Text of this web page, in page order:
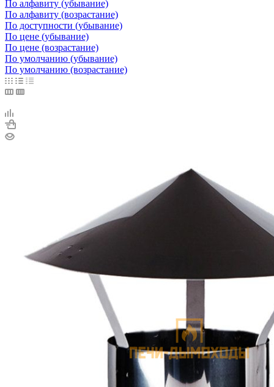
По алфавиту (убывание)
По алфавиту (возрастание)
По доступности (убывание)
По цене (убывание)
По цене (возрастание)
По умолчанию (убывание)
По умолчанию (возрастание)